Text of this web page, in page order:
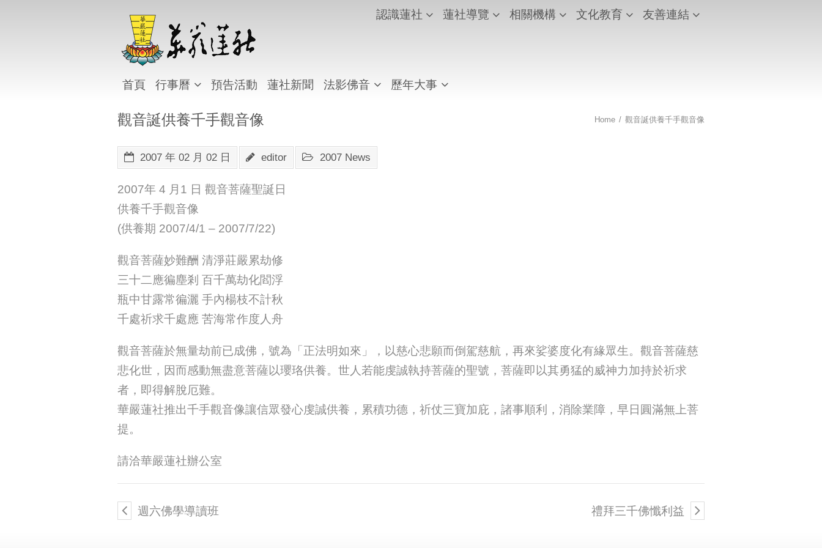
認識蓮社 蓮社導覽 相關機構 文化教育 友善連結
首頁 行事曆 預告活動 蓮社新聞 法影佛音 歷年大事
觀音誕供養千手觀音像 Home / 觀音誕供養千手觀音像
2007 年 02 月 02 日 editor 2007 News
2007年 4 月1 日 觀音菩薩聖誕日
供養千手觀音像
(供養期 2007/4/1 – 2007/7/22)
觀音菩薩妙難酬 清淨莊嚴累劫修
三十二應徧塵剎 百千萬劫化閻浮
瓶中甘露常徧灑 手內楊枝不計秋
千處祈求千處應 苦海常作度人舟
觀音菩薩於無量劫前已成佛，號為「正法明如來」，以慈心悲願而倒駕慈航，再來娑婆度化有緣眾生。觀音菩薩慈
悲化世，因而感動無盡意菩薩以瓔珞供養。世人若能虔誠執持菩薩的聖號，菩薩即以其勇猛的威神力加持於祈求
者，即得解脫厄難。
華嚴蓮社推出千手觀音像讓信眾發心虔誠供養，累積功德，祈仗三寶加庇，諸事順利，消除業障，早日圓滿無上菩
提。
請洽華嚴蓮社辦公室
週六佛學導讀班 禮拜三千佛懺利益